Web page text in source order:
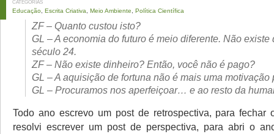
CATEGORIAS
Educação Escrita Criativa Meio Ambiente Política Científica
ZF – Quanto custou isto?
GL – A economia do futuro é meio diferente. Não existe
século 24.
ZF – Não existe dinheiro? Então, você não é pago?
GL – A aquisição de fortuna não é mais uma motivação
GL – Procuramos nos aperfeiçoar… e ao resto da
Todo ano escrevo um post de retrospectiva, para fechar
resolvi escrever um post de perspectiva, para abri o